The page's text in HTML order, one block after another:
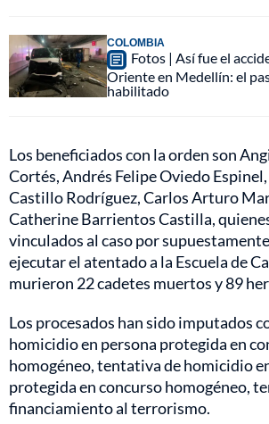
COLOMBIA
Fotos | Así fue el
Oriente en Medellín: el
habilitado
Los beneficiados con la orden son
Cortés, Andrés Felipe Oviedo
Castillo Rodríguez, Carlos Arturo
Catherine Barrientos Castilla,
vinculados al caso por
ejecutar el atentado a la Escuela de
murieron 22 cadetes muertos y 89
Los procesados han sido imputados
homicidio en persona protegida en
homogéneo, tentativa de homicidio
protegida en concurso homogéneo,
financiamiento al terrorismo.